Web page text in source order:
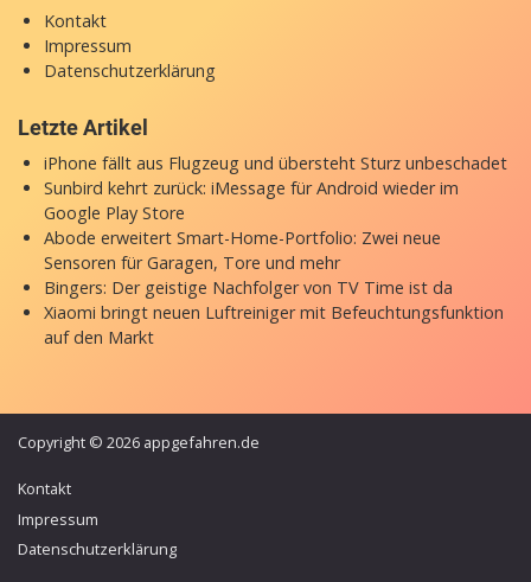
Kontakt
Impressum
Datenschutzerklärung
Letzte Artikel
iPhone fällt aus Flugzeug und übersteht Sturz unbeschadet
Sunbird kehrt zurück: iMessage für Android wieder im
Google Play Store
Abode erweitert Smart-Home-Portfolio: Zwei neue
Sensoren für Garagen, Tore und mehr
Bingers: Der geistige Nachfolger von TV Time ist da
Xiaomi bringt neuen Luftreiniger mit Befeuchtungsfunktion
auf den Markt
Copyright © 2026 appgefahren.de
Kontakt
Impressum
Datenschutzerklärung